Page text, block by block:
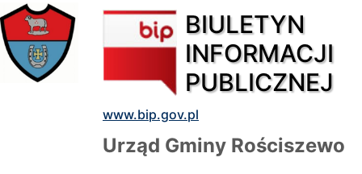
BIULETYN
INFORMACJI
PUBLICZNEJ
www.bip.gov.pl
Urząd Gminy Rościszewo